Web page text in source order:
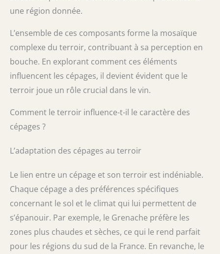
une région donnée.
L’ensemble de ces composants forme la mosaïque
complexe du terroir, contribuant à sa perception en
bouche. En explorant comment ces éléments
influencent les cépages, il devient évident que le
terroir joue un rôle crucial dans le vin.
Comment le terroir influence-t-il le caractère des
cépages ?
L’adaptation des cépages au terroir
Le lien entre un cépage et son terroir est indéniable.
Chaque cépage a des préférences spécifiques
concernant le sol et le climat qui lui permettent de
s’épanouir. Par exemple, le Grenache préfère les
zones plus chaudes et sèches, ce qui le rend parfait
pour les régions du sud de la France. En revanche, le